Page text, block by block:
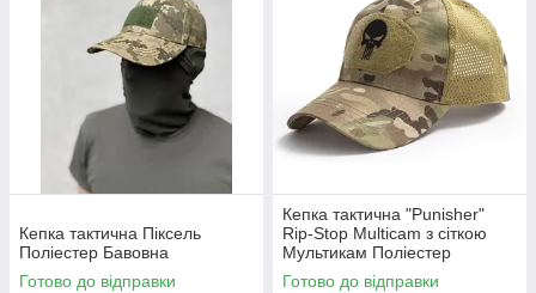
Кепка тактична Піксель
Поліестер Бавовна
Готово до відправки
Кепка тактична "Punisher"
Rip-Stop Multicam з сіткою
Мультикам Поліестер
Бавовна
Готово до відправки